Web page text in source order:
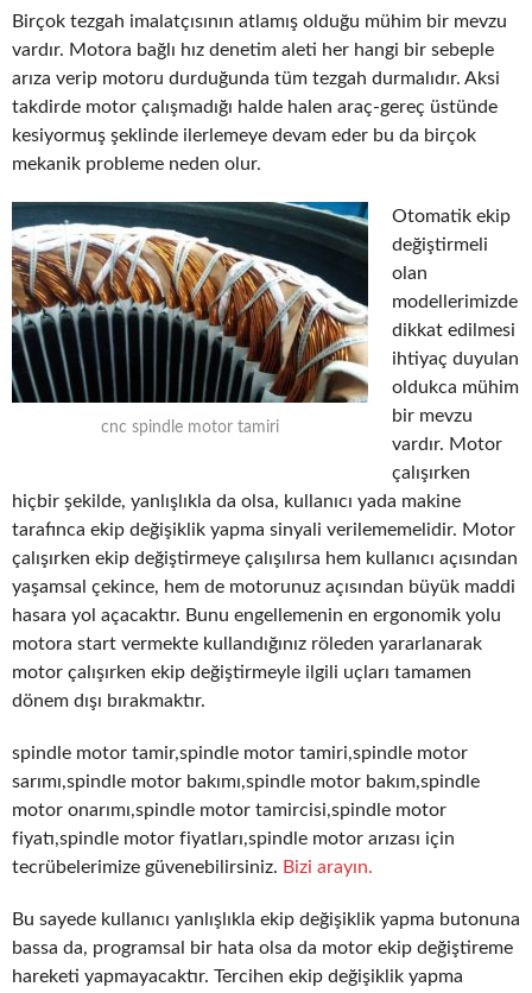
Birçok tezgah imalatçısının atlamış olduğu mühim bir mevzu
vardır. Motora bağlı hız denetim aleti her hangi bir sebeple
arıza verip motoru durduğunda tüm tezgah durmalıdır. Aksi
takdirde motor çalışmadığı halde halen araç-gereç üstünde
kesiyormuş şeklinde ilerlemeye devam eder bu da birçok
mekanik probleme neden olur.
cnc spindle motor tamiri
Otomatik ekip
değiştirmeli
olan
modellerimizde
dikkat edilmesi
ihtiyaç duyulan
oldukca mühim
bir mevzu
vardır. Motor
çalışırken
hiçbir şekilde, yanlışlıkla da olsa, kullanıcı yada makine
tarafınca ekip değişiklik yapma sinyali verilememelidir. Motor
çalışırken ekip değiştirmeye çalışılırsa hem kullanıcı açısından
yaşamsal çekince, hem de motorunuz açısından büyük maddi
hasara yol açacaktır. Bunu engellemenin en ergonomik yolu
motora start vermekte kullandığınız röleden yararlanarak
motor çalışırken ekip değiştirmeyle ilgili uçları tamamen
dönem dışı bırakmaktır.
spindle motor tamir,spindle motor tamiri,spindle motor
sarımı,spindle motor bakımı,spindle motor bakım,spindle
motor onarımı,spindle motor tamircisi,spindle motor
fiyatı,spindle motor fiyatları,spindle motor arızası için
tecrübelerimize güvenebilirsiniz. Bizi arayın.
Bu sayede kullanıcı yanlışlıkla ekip değişiklik yapma butonuna
bassa da, programsal bir hata olsa da motor ekip değiştireme
hareketi yapmayacaktır. Tercihen ekip değişiklik yapma